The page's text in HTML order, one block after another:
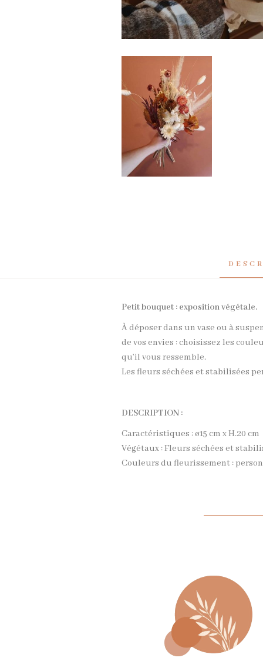
Petit bouquet : exposition végétale.
À déposer dans un vase ou à
de vos envies : choisissez les
qu’il vous ressemble.
Les fleurs séchées et stabilisées
DESCRIPTION :
Caractéristiques : ø15 cm x H.20 cm
Végétaux : Fleurs séchées et
Couleurs du fleurissement :